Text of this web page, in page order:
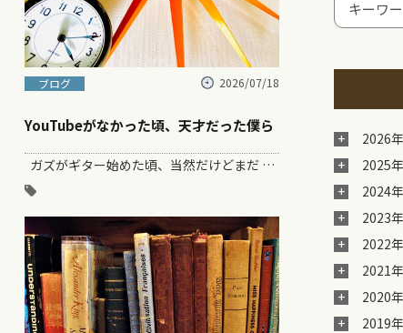
ブログ 2026/07/18
YouTubeがなかった頃、天才だった僕ら
ガズがギター始めた頃、当然だけどまだ YouTube なんてなかったのよ。 あったのは…カセットテー…
2026年
2025年
2024年
2023年
2022年
2021年
2020年
2019年